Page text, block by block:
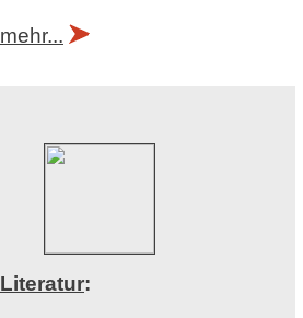
mehr...
Literatur: